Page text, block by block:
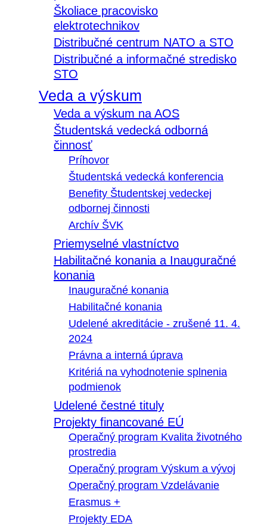
Školiace pracovisko
elektrotechnikov
Distribučné centrum NATO a STO
Distribučné a informačné stredisko
STO
Veda a výskum
Veda a výskum na AOS
Študentská vedecká odborná
činnosť
Príhovor
Študentská vedecká konferencia
Benefity Študentskej vedeckej
odbornej činnosti
Archív ŠVK
Priemyselné vlastníctvo
Habilitačné konania a Inauguračné
konania
Inauguračné konania
Habilitačné konania
Udelené akreditácie - zrušené 11. 4.
2024
Právna a interná úprava
Kritériá na vyhodnotenie splnenia
podmienok
Udelené čestné tituly
Projekty financované EÚ
Operačný program Kvalita životného
prostredia
Operačný program Výskum a vývoj
Operačný program Vzdelávanie
Erasmus +
Projekty EDA